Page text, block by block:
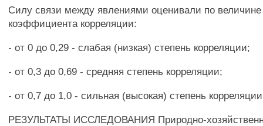
Силу связи между явлениями оценивали по величине
коэффициента корреляции:
- от 0 до 0,29 - слабая (низкая) степень корреляции;
- от 0,3 до 0,69 - средняя степень корреляции;
- от 0,7 до 1,0 - сильная (высокая) степень
РЕЗУЛЬТАТЫ ИССЛЕДОВАНИЯ Природно-